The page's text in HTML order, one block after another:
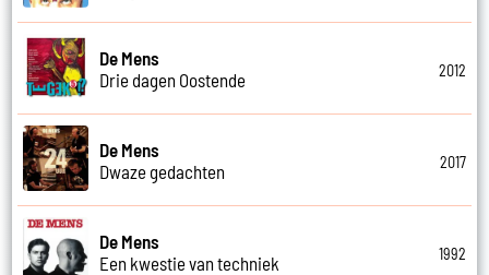
De Mens
Drie dagen Oostende
2012
De Mens
Dwaze gedachten
2017
De Mens
Een kwestie van techniek
1992